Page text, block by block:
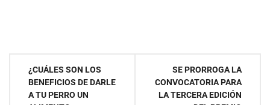
Navegación
¿CUÁLES SON LOS
BENEFICIOS DE DARLE
A TU PERRO UN
SE PRORROGA LA
CONVOCATORIA PARA
LA TERCERA EDICIÓN